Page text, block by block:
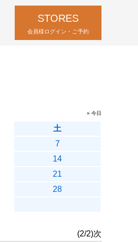
STORES
会員様ログイン・ご予約
» 今日
土
7
14
21
28
(2/2)次